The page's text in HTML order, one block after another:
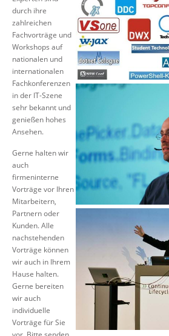
Suche
durch ihre
zahlreichen
Fachvorträge und
Workshops auf
nationalen und
internationalen
Fachkonferenzen
in der IT-Szene
sehr bekannt und
genießen hohes
Ansehen.
Gerne halten wir
auch
firmeninterne
Vorträge vor Ihren
Mitarbeitern,
Partnern oder
Kunden. Alle
nachstehenden
Vorträge können
wir auch in Ihrem
Hause halten.
Gerne bereiten
wir auch
individuelle
Vorträge für Sie vor. Bitte senden Sie uns eine